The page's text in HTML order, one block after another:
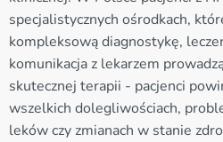
specjalistycznych ośrodkach,
kompleksową diagnostykę,
komunikacja z lekarzem
skutecznej terapii - pacjenci
wszelkich dolegliwościach,
leków czy zmianach w stanie